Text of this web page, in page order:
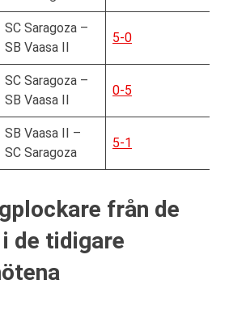
SC Saragoza –
SB Vaasa II
5-0
SC Saragoza –
SB Vaasa II
0-5
SB Vaasa II –
SC Saragoza
5-1
från de
i de tidigare